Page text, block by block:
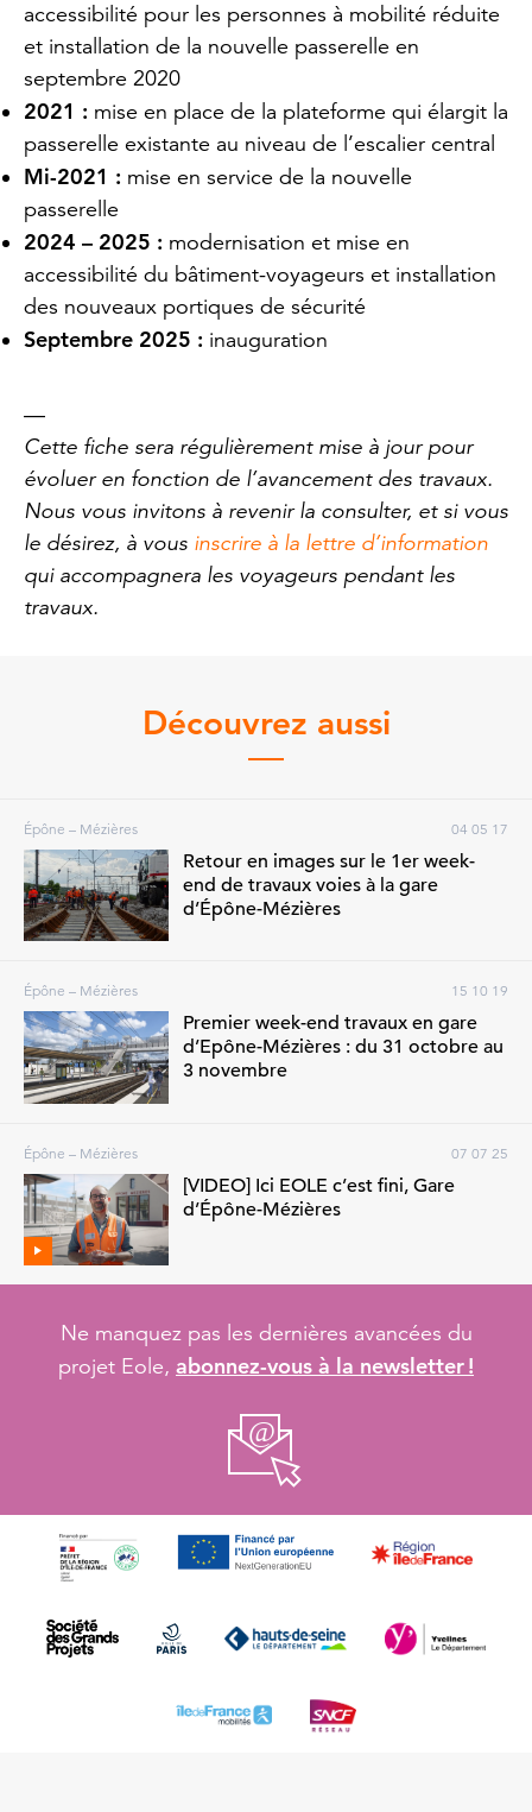
accessibilité pour les personnes à mobilité réduite
et installation de la nouvelle passerelle en
septembre 2020
2021 : mise en place de la plateforme qui élargit la
passerelle existante au niveau de l’escalier central
Mi-2021 : mise en service de la nouvelle
passerelle
2024 – 2025 : modernisation et mise en
accessibilité du bâtiment-voyageurs et installation
des nouveaux portiques de sécurité
Septembre 2025 : inauguration
—
Cette fiche sera régulièrement mise à jour pour
évoluer en fonction de l’avancement des travaux.
Nous vous invitons à revenir la consulter, et si vous
le désirez, à vous inscrire à la lettre d’information
qui accompagnera les voyageurs pendant les
travaux.
Découvrez aussi
Épône – Mézières 04 05 17
Retour en images sur le 1er week-
end de travaux voies à la gare
d’Épône-Mézières
Épône – Mézières 15 10 19
Premier week-end travaux en gare
d’Epône-Mézières : du 31 octobre au
3 novembre
Épône – Mézières 07 07 25
[VIDEO] Ici EOLE c’est fini, Gare
d’Épône-Mézières
Ne manquez pas les dernières avancées du
projet Eole, abonnez-vous à la newsletter !